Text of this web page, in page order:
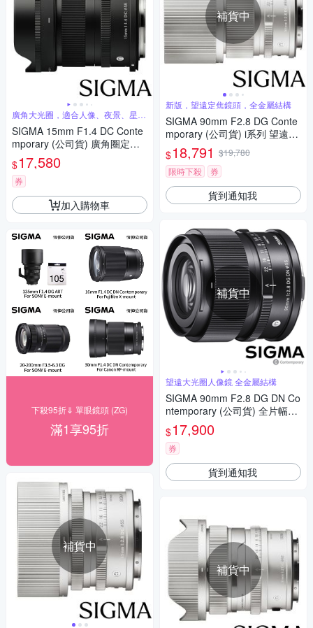
廣角大光圈，適合人像、夜景、星空
攝影
SIGMA 15mm F1.4 DC Conte
mporary (公司貨) 廣角圈定焦
鏡 星空鏡 人像鏡 APS-C 無反
微單眼專用鏡頭
$17,580
券
加入購物車
下殺95折⇓ 單眼鏡頭 (ZG)
滿1享95折
補貨中
補貨中
新版，望遠定焦鏡頭，全金屬結構
SIGMA 90mm F2.8 DG Conte
mporary (公司貨) i系列 望遠定
焦鏡頭 全片幅無反微單眼鏡頭
$18,791 $19,780
限時下殺
券
貨到通知我
補貨中
望遠大光圈人像鏡 全金屬結構
SIGMA 90mm F2.8 DG DN Co
ntemporary (公司貨) 全片幅微
單眼鏡頭 廣角大光圈人像鏡 i
系列
$17,900
券
貨到通知我
補貨中